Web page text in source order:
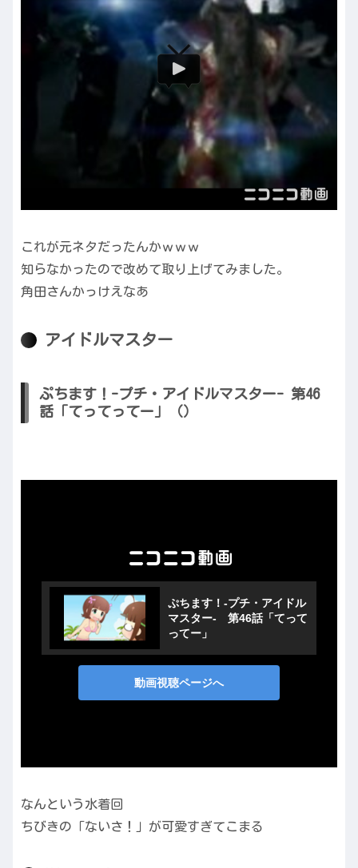
これが元ネタだったんかｗｗｗ
知らなかったので改めて取り上げてみました。
角田さんかっけえなあ
アイドルマスター
ぷちます！-プチ・アイドルマスター- 第46
話「てってってー」（）
なんという水着回
ちびきの「ないさ！」が可愛すぎてこまる